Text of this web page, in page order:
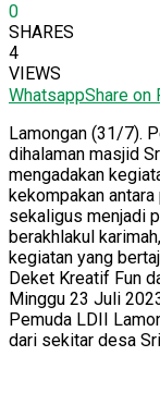
0
SHARES
4
VIEWS
WhatsappShare on
Lamongan (31/7).
dihalaman masjid
mengadakan
kekompakan
sekaligus menjadi
berakhlakul
kegiatan yang
Deket Kreatif Fun
Minggu 23 Juli
Pemuda LDII
dari sekitar desa